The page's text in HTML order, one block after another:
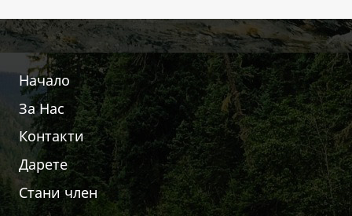
Начало
За Нас
Контакти
Дарете
Стани член